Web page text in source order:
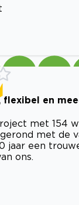
flexibel en
met 154
met de
jaar een
ons.